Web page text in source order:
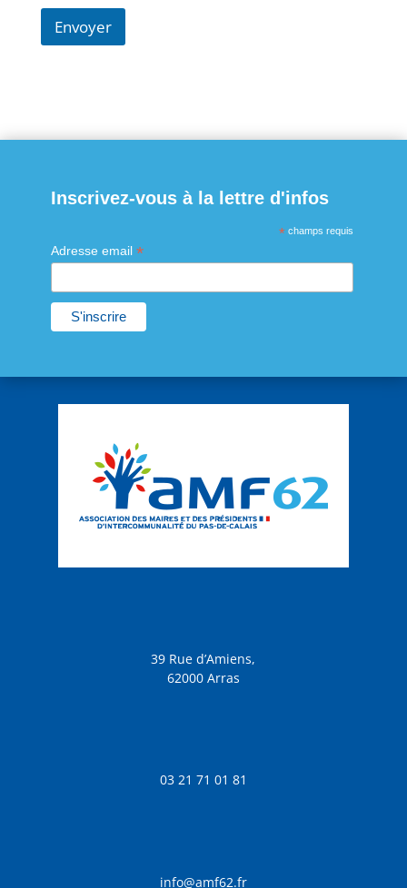
Envoyer
Inscrivez-vous à la lettre d'infos
* champs requis
Adresse email *
39 Rue d’Amiens,
62000 Arras
03 21 71 01 81
info@amf62.fr